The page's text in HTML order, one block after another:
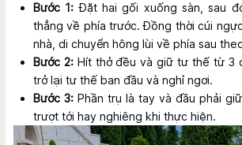
Bước 1: Đặt hai gối xuống sàn, sau
thẳng về phía trước. Đồng thời cúi
nhà, di chuyển hông lùi về phía sau
Bước 2:Hít thở đều và giữ tư thế từ 3
trở lại tư thế ban đầu và nghỉ ngơi.
Bước 3: Phần trụ là tay và đầu phải
trượt tới hay nghiêng khi thực hiện.